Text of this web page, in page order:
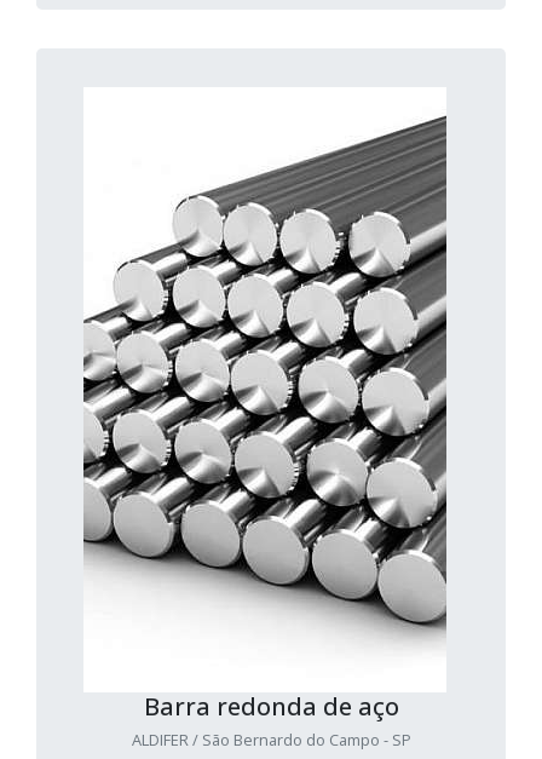
Barra redonda de aço
ALDIFER / São Bernardo do Campo - SP